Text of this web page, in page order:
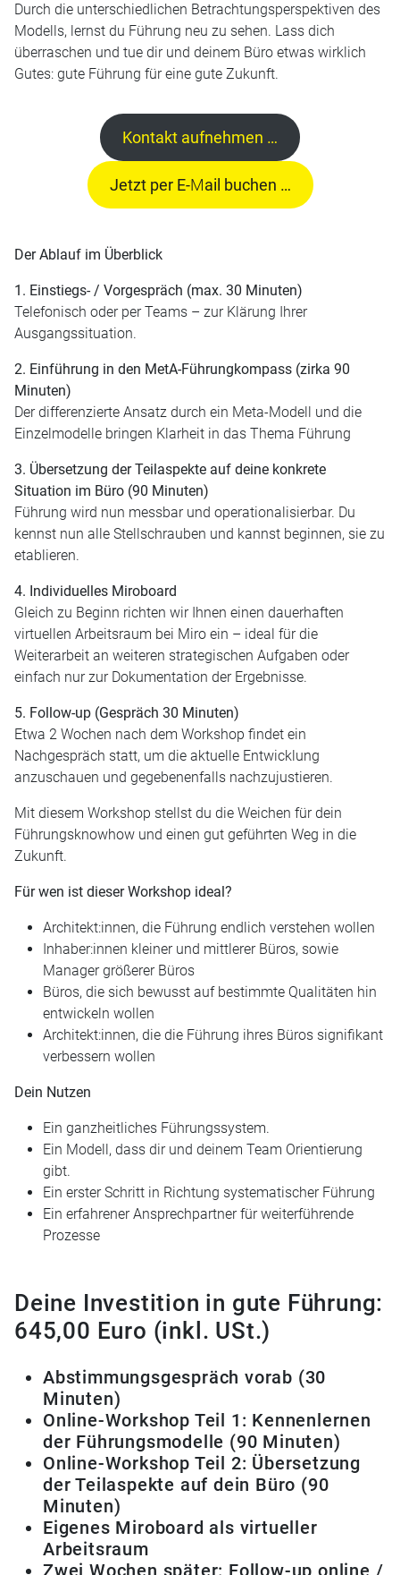
Durch die unterschiedlichen Betrachtungsperspektiven des
Modells, lernst du Führung neu zu sehen. Lass dich
überraschen und tue dir und deinem Büro etwas wirklich
Gutes: gute Führung für eine gute Zukunft.
Kontakt aufnehmen …
Jetzt per E-Mail buchen …
Der Ablauf im Überblick
1. Einstiegs- / Vorgespräch (max. 30 Minuten)
Telefonisch oder per Teams – zur Klärung Ihrer
Ausgangssituation.
2. Einführung in den MetA-Führungkompass (zirka 90
Minuten)
Der differenzierte Ansatz durch ein Meta-Modell und die
Einzelmodelle bringen Klarheit in das Thema Führung
3. Übersetzung der Teilaspekte auf deine konkrete
Situation im Büro (90 Minuten)
Führung wird nun messbar und operationalisierbar. Du
kennst nun alle Stellschrauben und kannst beginnen, sie zu
etablieren.
4. Individuelles Miroboard
Gleich zu Beginn richten wir Ihnen einen dauerhaften
virtuellen Arbeitsraum bei Miro ein – ideal für die
Weiterarbeit an weiteren strategischen Aufgaben oder
einfach nur zur Dokumentation der Ergebnisse.
5. Follow-up (Gespräch 30 Minuten)
Etwa 2 Wochen nach dem Workshop findet ein
Nachgespräch statt, um die aktuelle Entwicklung
anzuschauen und gegebenenfalls nachzujustieren.
Mit diesem Workshop stellst du die Weichen für dein
Führungsknowhow und einen gut geführten Weg in die
Zukunft.
Für wen ist dieser Workshop ideal?
Architekt:innen, die Führung endlich verstehen wollen
Inhaber:innen kleiner und mittlerer Büros, sowie
Manager größerer Büros
Büros, die sich bewusst auf bestimmte Qualitäten hin
entwickeln wollen
Architekt:innen, die die Führung ihres Büros signifikant
verbessern wollen
Dein Nutzen
Ein ganzheitliches Führungssystem.
Ein Modell, dass dir und deinem Team Orientierung
gibt.
Ein erster Schritt in Richtung systematischer Führung
Ein erfahrener Ansprechpartner für weiterführende
Prozesse
Deine Investition in gute Führung:
645,00 Euro (inkl. USt.)
Abstimmungsgespräch vorab (30
Minuten)
Online-Workshop Teil 1: Kennenlernen
der Führungsmodelle (90 Minuten)
Online-Workshop Teil 2: Übersetzung
der Teilaspekte auf dein Büro (90
Minuten)
Eigenes Miroboard als virtueller
Arbeitsraum